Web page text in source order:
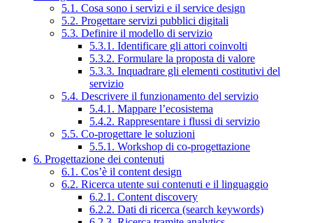
5.1. Cosa sono i servizi e il service design
5.2. Progettare servizi pubblici digitali
5.3. Definire il modello di servizio
5.3.1. Identificare gli attori coinvolti
5.3.2. Formulare la proposta di valore
5.3.3. Inquadrare gli elementi costitutivi del
servizio
5.4. Descrivere il funzionamento del servizio
5.4.1. Mappare l’ecosistema
5.4.2. Rappresentare i flussi di servizio
5.5. Co-progettare le soluzioni
5.5.1. Workshop di co-progettazione
6. Progettazione dei contenuti
6.1. Cos’è il content design
6.2. Ricerca utente sui contenuti e il linguaggio
6.2.1. Content discovery
6.2.2. Dati di ricerca (search keywords)